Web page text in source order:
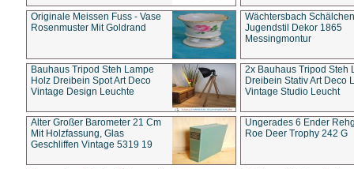
Originale Meissen Fuss - Vase
Rosenmuster Mit Goldrand
Wächtersbach Schälchen
Jugendstil Dekor 1865
Messingmontur
Bauhaus Tripod Steh Lampe
Holz Dreibein Spot Art Deco
Vintage Design Leuchte
2x Bauhaus Tripod Steh
Dreibein Stativ Art Deco
Vintage Studio Leucht
Alter Großer Barometer 21 Cm
Mit Holzfassung, Glas
Geschliffen Vintage 5319 19
Ungerades 6 Ender
Roe Deer Trophy 242 G